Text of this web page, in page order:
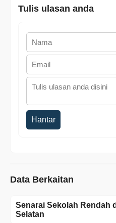
Tulis ulasan anda
Hantar
Data Berkaitan
Senarai Sekolah Rendah
Selatan